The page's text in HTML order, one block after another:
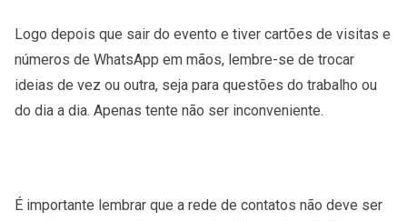
Logo depois que sair do evento e tiver cartões de visitas e
números de WhatsApp em mãos, lembre-se de trocar
ideias de vez ou outra, seja para questões do trabalho ou
do dia a dia. Apenas tente não ser inconveniente.
É importante lembrar que a rede de contatos não deve ser